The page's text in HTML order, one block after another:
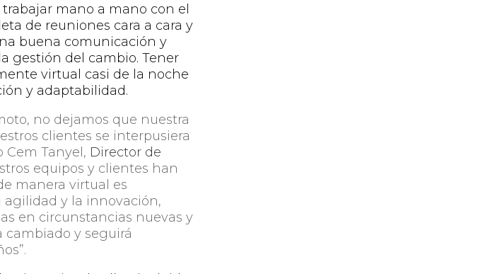
mano a mano con el
de reuniones cara a cara y
buena comunicación y
gestión del cambio. Tener
virtual casi de la noche
y adaptabilidad.
no dejamos que nuestra
clientes se interpusiera
Tanyel, Director de
equipos y clientes han
manera virtual es
agilidad y la innovación,
en circunstancias nuevas y
cambiado y seguirá